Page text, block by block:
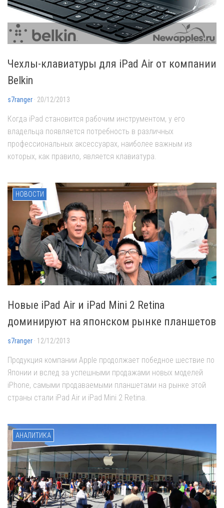
Чехлы-клавиатуры для iPad Air от компании
Belkin
s7ranger · 20/12/2013
Когда iPad становится рабочим инструментом, у его
владельца появляется потребность в различных
профессиональных аксессуарах, наиболее важным из
которых, как правило, является клавиатура.
НОВОСТИ
Новые iPad Air и iPad Mini 2 Retina
доминируют на японском рынке планшетов
s7ranger · 12/12/2013
Продукция компании Apple продолжает победное шествие по
Японии и вслед за успешными продажами новых моделей
iPhone, самыми продаваемыми планшетами на рынке этой
страны стали iPad Air и iPad Mini 2 Retina.
АНАЛИТИКА